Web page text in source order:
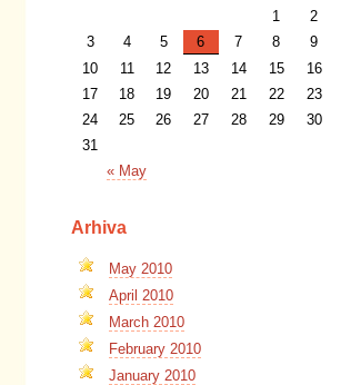
« May
1
2
3
4 5 6 7 8
9
10
11 12 13 14 15
16
17
18 19 20 21 22
23
24
25 26 27 28 29
30
31
Arhiva
May 2010
April 2010
March 2010
February 2010
January 2010